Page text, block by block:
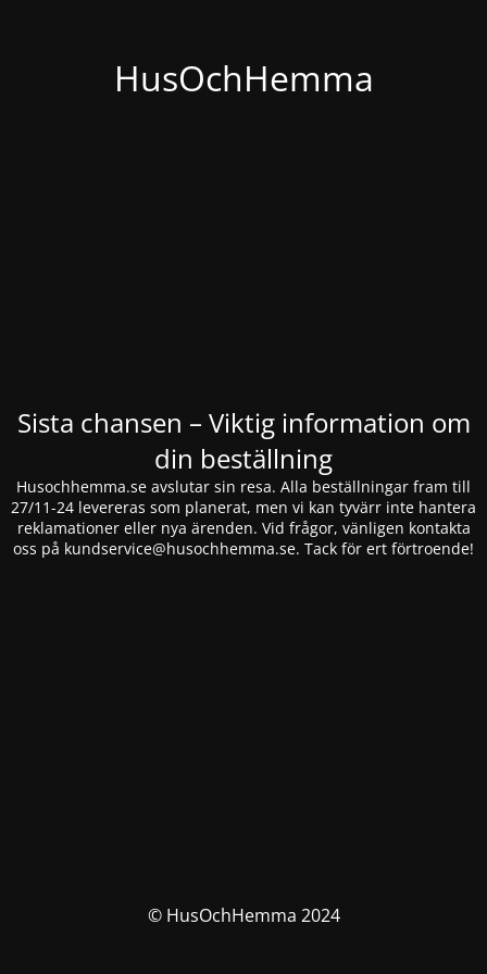
HusOchHemma
Sista chansen – Viktig information om
din beställning
Husochhemma.se avslutar sin resa. Alla beställningar fram till
27/11-24 levereras som planerat, men vi kan tyvärr inte hantera
reklamationer eller nya ärenden. Vid frågor, vänligen kontakta
oss på kundservice@husochhemma.se. Tack för ert förtroende!
© HusOchHemma 2024